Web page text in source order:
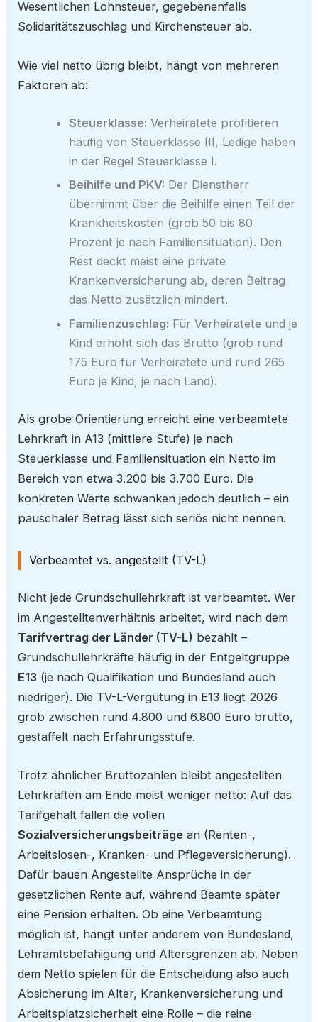
Wesentlichen Lohnsteuer, gegebenenfalls
Solidaritätszuschlag und Kirchensteuer ab.
Wie viel netto übrig bleibt, hängt von mehreren
Faktoren ab:
Steuerklasse: Verheiratete profitieren
häufig von Steuerklasse III, Ledige haben
in der Regel Steuerklasse I.
Beihilfe und PKV: Der Dienstherr
übernimmt über die Beihilfe einen Teil der
Krankheitskosten (grob 50 bis 80
Prozent je nach Familiensituation). Den
Rest deckt meist eine private
Krankenversicherung ab, deren Beitrag
das Netto zusätzlich mindert.
Familienzuschlag: Für Verheiratete und je
Kind erhöht sich das Brutto (grob rund
175 Euro für Verheiratete und rund 265
Euro je Kind, je nach Land).
Als grobe Orientierung erreicht eine verbeamtete
Lehrkraft in A13 (mittlere Stufe) je nach
Steuerklasse und Familiensituation ein Netto im
Bereich von etwa 3.200 bis 3.700 Euro. Die
konkreten Werte schwanken jedoch deutlich – ein
pauschaler Betrag lässt sich seriös nicht nennen.
Verbeamtet vs. angestellt (TV-L)
Nicht jede Grundschullehrkraft ist verbeamtet. Wer
im Angestelltenverhältnis arbeitet, wird nach dem
Tarifvertrag der Länder (TV-L) bezahlt –
Grundschullehrkräfte häufig in der Entgeltgruppe
E13 (je nach Qualifikation und Bundesland auch
niedriger). Die TV-L-Vergütung in E13 liegt 2026
grob zwischen rund 4.800 und 6.800 Euro brutto,
gestaffelt nach Erfahrungsstufe.
Trotz ähnlicher Bruttozahlen bleibt angestellten
Lehrkräften am Ende meist weniger netto: Auf das
Tarifgehalt fallen die vollen
Sozialversicherungsbeiträge an (Renten-,
Arbeitslosen-, Kranken- und Pflegeversicherung).
Dafür bauen Angestellte Ansprüche in der
gesetzlichen Rente auf, während Beamte später
eine Pension erhalten. Ob eine Verbeamtung
möglich ist, hängt unter anderem von Bundesland,
Lehramtsbefähigung und Altersgrenzen ab. Neben
dem Netto spielen für die Entscheidung also auch
Absicherung im Alter, Krankenversicherung und
Arbeitsplatzsicherheit eine Rolle – die reine